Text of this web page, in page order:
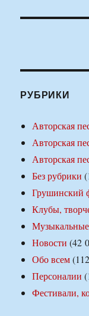
РУБРИКИ
Авторская
Авторская
Авторская
Без рубрики
Грушинский
Клубы,
Новости (42
Обо всем
Персоналии
Фестивали,